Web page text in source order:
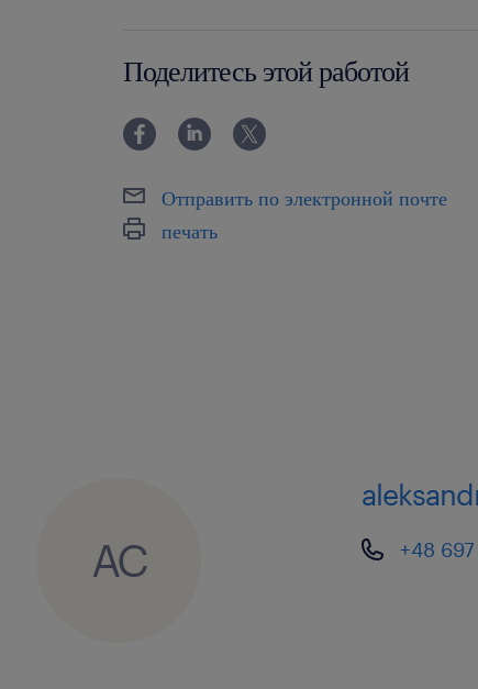
Поделитесь этой работой
Отправить по электронной почте
печать
AC +48